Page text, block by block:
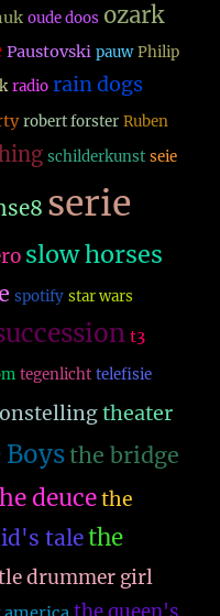
oude doos ozark
Paustovski pauw Philip
radio rain dogs
robert forster Ruben
schilderkunst seie
serie
slow horses
spotify star wars
t3
tegenlicht telefisie
theater
Boysthe bridge
deuce the
talethe
drummer girl